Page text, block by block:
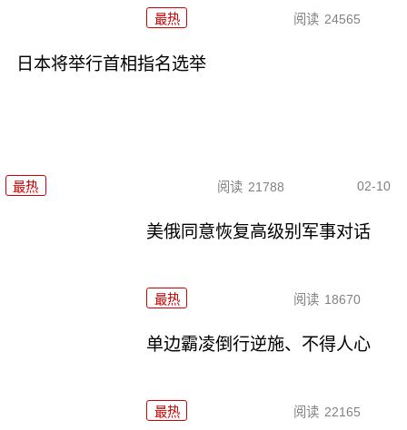
最热 阅读 24565
日本将举行首相指名选举
最热 阅读 21788 02-10
美俄同意恢复高级别军事对话
最热 阅读 18670
单边霸凌倒行逆施、不得人心
最热 阅读 22165